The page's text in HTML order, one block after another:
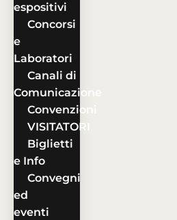
espositivi
Concorsi
e
Laboratori
Canali di
Comunicazione
Convenzioni
VISITATORI
Biglietti
e Info
Convegni
ed
eventi